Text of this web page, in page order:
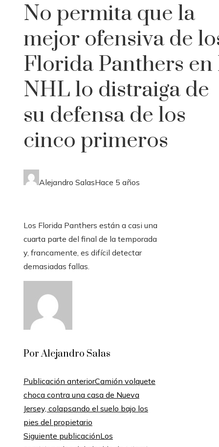
No permita que la
mejor ofensiva de
Florida Panthers en
NHL lo distraiga de
su defensa de los
cinco primeros
Alejandro SalasHace 5 años
Los Florida Panthers están a casi una
cuarta parte del final de la temporada
y, francamente, es difícil detectar
demasiadas fallas.
Por Alejandro Salas
Publicación anteriorCamión volquete
choca contra una casa de Nueva
Jersey, colapsando el suelo bajo los
pies del propietario
Siguiente publicaciónLos